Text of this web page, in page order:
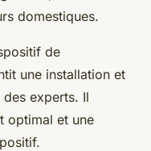
domestiques.
de
une installation et
des experts. Il
optimal et une